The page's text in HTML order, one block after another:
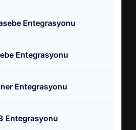
Entegrasyonu
Entegrasyonu
Entegrasyonu
Entegrasyonu